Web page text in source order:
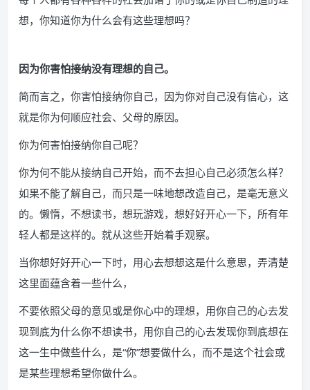
想，你知道你为什么会有这些理想吗？
因为你害怕接纳没有理想的自己。
简而言之，你害怕接纳你自己，因为你对自己没有信心，这
就是你为何顺应社会、父母的原因。
你为何害怕接纳你自己呢？
你为何不能从接纳自己开始，而不去担心自己必须怎么样？
如果不能了解自己，而只是一味地想改造自己，是毫无意义
的。懒惰，不想读书，想玩游戏，想好好开心一下，所有年
轻人都是这样的。就从这些开始着手观察。
当你想好好开心一下时，用心去想想这是什么意思，弄清楚
这里面蕴含着一些什么，
不要依照父母的意见或是你心中的理想，用你自己的心去发
现到底为什么你不想读书，用你自己的心去发现你到底想在
这一生中做些什么，是“你”想要做什么，而不是这个社会或
是某些理想希望你做什么。